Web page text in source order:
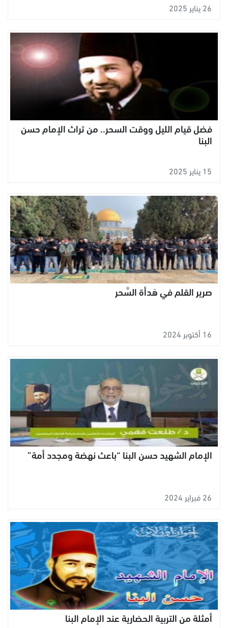
26 يناير 2025
فضل قيام الليل ووقت السحر.. من تراث الإمام حسن
البنا
15 يناير 2025
صرير القلم في هَدأة السَّحر
16 أكتوبر 2024
الإمام الشهيد حسن البنا “باعث نهضة ومجدد أمة”
26 فبراير 2024
أمثلة من التربية الحضارية عند الإمام البنا